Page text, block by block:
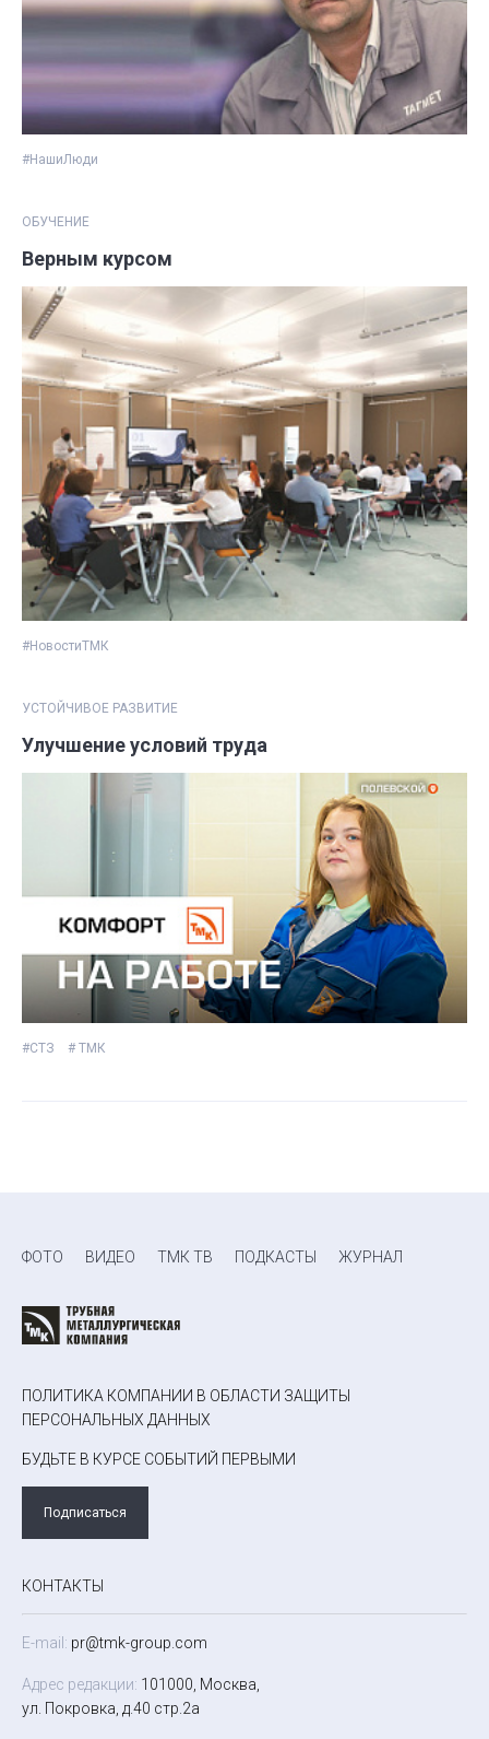
#НашиЛюди
ОБУЧЕНИЕ
Верным курсом
#НовостиТМК
УСТОЙЧИВОЕ РАЗВИТИЕ
Улучшение условий труда
#СТЗ # ТМК
ФОТО ВИДЕО ТМК ТВ ПОДКАСТЫ ЖУРНАЛ
ПОЛИТИКА КОМПАНИИ В ОБЛАСТИ ЗАЩИТЫ
ПЕРСОНАЛЬНЫХ ДАННЫХ
БУДЬТЕ В КУРСЕ СОБЫТИЙ ПЕРВЫМИ
Подписаться
КОНТАКТЫ
E-mail: pr@tmk-group.com
Адрес редакции: 101000, Москва,
ул. Покровка, д.40 стр.2а